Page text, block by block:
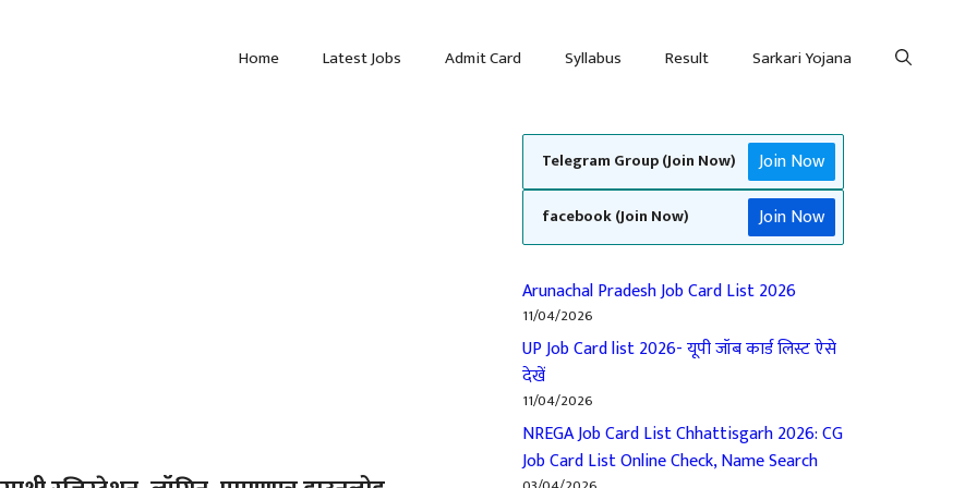
Home Latest Jobs Admit Card Syllabus Result Sarkari Yojana
Telegram Group (Join Now) Join Now
facebook (Join Now) Join Now
Arunachal Pradesh Job Card List 2026
11/04/2026
UP Job Card list 2026- यूपी जॉब कार्ड लिस्ट ऐसे
देखें
11/04/2026
NREGA Job Card List Chhattisgarh 2026: CG
Job Card List Online Check, Name Search